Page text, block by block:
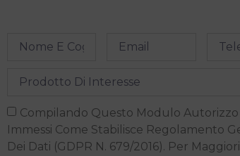
Compilando Questo Modulo
Immessi Come Stabilisce Regolamento
Dei Dati (GDPR N. 679/2016). Per